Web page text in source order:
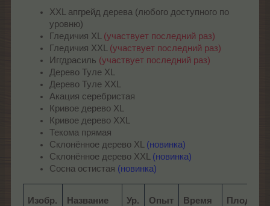
XXL апгрейд дерева (любого доступного по
уровню)
Гледичия XL (участвует последний раз)
Гледичия XXL (участвует последний раз)
Иггдрасиль (участвует последний раз)
Дерево Туле XL
Дерево Туле XXL
Акация серебристая
Кривое дерево XL
Кривое дерево XXL
Текома прямая
Склонённое дерево XL (новинка)
Склонённое дерево XXL (новинка)
Сосна остистая (новинка)
Изобр. Название Ур. Опыт Время Плоды